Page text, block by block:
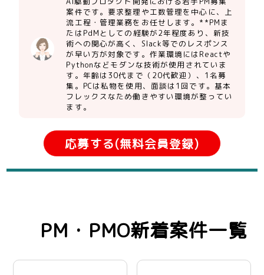
案件です。要求整理や工数管理を中心に、上
流工程・管理業務をお任せします。**PMま
たはPdMとしての経験が2年程度あり、新技
術への関心が高く、Slack等でのレスポンス
が早い方が対象です。作業環境にはReactや
Pythonなどモダンな技術が使用されていま
す。年齢は30代まで（20代歓迎）、1名募
集。PCは私物を使用、面談は1回です。基本
フレックスなため働きやすい環境が整ってい
ます。
応募する(無料会員登録)
PM・PMO新着案件一覧